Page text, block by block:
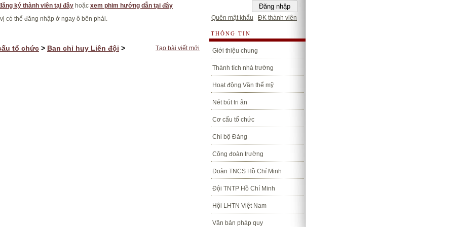
Quên mật khẩu ĐK thành viên
THÔNG TIN
Giới thiệu chung
Thành tích nhà trường
Hoạt động Văn thể mỹ
Nét bút tri ân
Cơ cấu tổ chức
Chi bộ Đảng
Công đoàn trường
Đoàn TNCS Hồ Chí Minh
Đội TNTP Hồ Chí Minh
Hội LHTN Việt Nam
Văn bản pháp quy
ký thành viên tại đây hoặc xem phim hướng dẫn tại đây
có thể đăng nhập ở ngay ô bên phải.
tổ chức > Ban chỉ huy Liên đội > Tạo bài viết mới